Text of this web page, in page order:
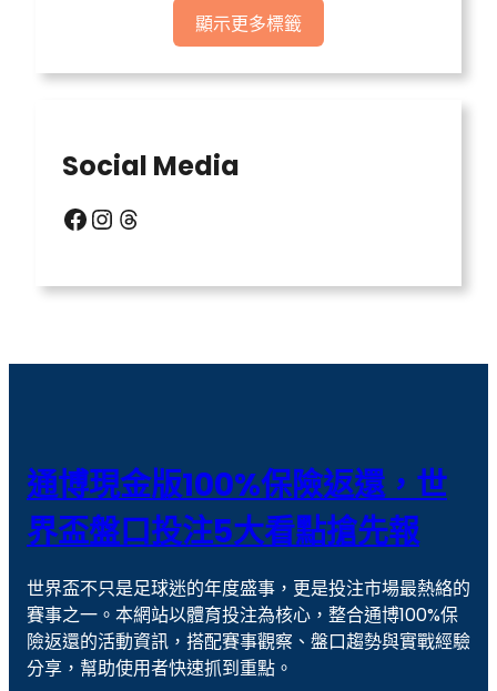
世界盃足球
世界盃運彩
娛樂城
娛樂城優惠
歐冠盃盤口教學
現金版代理
線上捕魚機
老虎機
老虎機攻略
老虎機玩法
老虎機遊戲
聚寶財神
通博娛樂
通博娛樂城
顯示更多標籤
Social Media
Facebook Instagram Threads
通博現金版100%保險返還，世
界盃盤口投注5大看點搶先報
世界盃不只是足球迷的年度盛事，更是投注市場最熱絡的
賽事之一。本網站以體育投注為核心，整合通博100%保
險返還的活動資訊，搭配賽事觀察、盤口趨勢與實戰經驗
分享，幫助使用者快速抓到重點。